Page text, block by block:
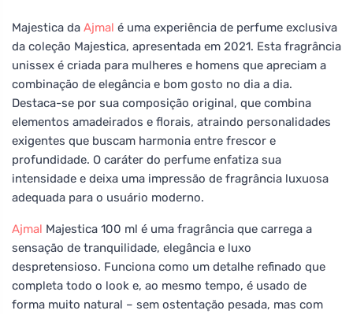
Majestica da Ajmal é uma experiência de perfume exclusiva
da coleção Majestica, apresentada em 2021. Esta fragrância
unissex é criada para mulheres e homens que apreciam a
combinação de elegância e bom gosto no dia a dia.
Destaca-se por sua composição original, que combina
elementos amadeirados e florais, atraindo personalidades
exigentes que buscam harmonia entre frescor e
profundidade. O caráter do perfume enfatiza sua
intensidade e deixa uma impressão de fragrância luxuosa
adequada para o usuário moderno.
Ajmal Majestica 100 ml é uma fragrância que carrega a
sensação de tranquilidade, elegância e luxo
despretensioso. Funciona como um detalhe refinado que
completa todo o look e, ao mesmo tempo, é usado de
forma muito natural – sem ostentação pesada, mas com